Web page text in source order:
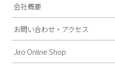
会社概要
お問い合わせ・アクセス
Jiro Online Shop